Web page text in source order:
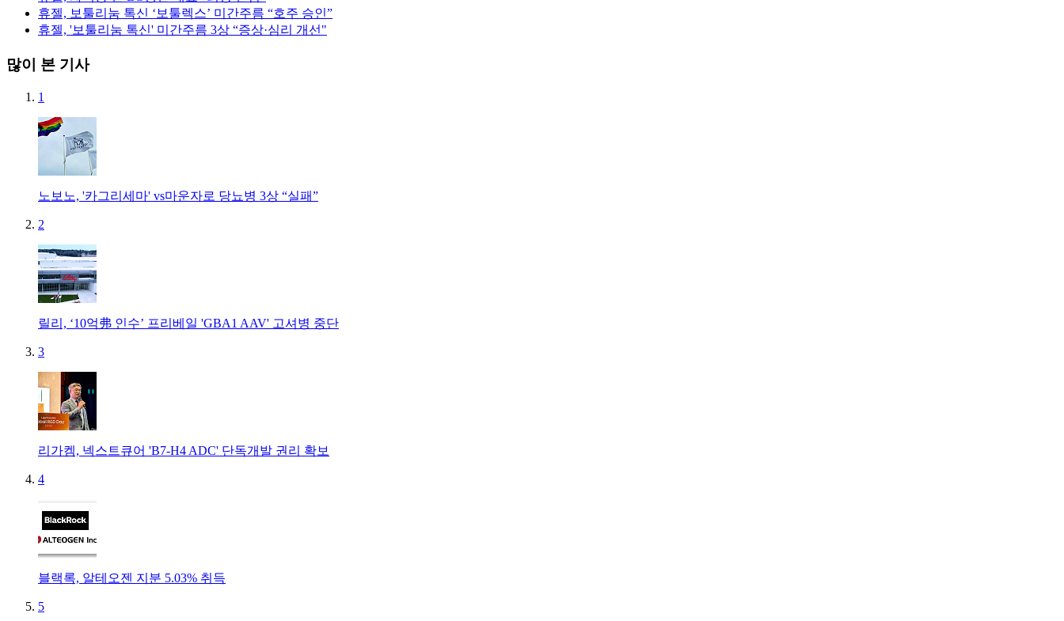
휴젤, 보툴리눔 톡신 ‘보툴렉스’ 미간주름 “호주 승인”
휴젤, '보툴리눔 톡신' 미간주름 3상 “증상·심리 개선"
많이 본 기사
1
노보노, '카그리세마' vs마운자로 당뇨병 3상 “실패”
2
릴리, ‘10억弗 인수’ 프리베일 'GBA1 AAV' 고셔병 중단
3
리가켐, 넥스트큐어 'B7-H4 ADC' 단독개발 권리 확보
4
블랙록, 알테오젠 지분 5.03% 취득
5